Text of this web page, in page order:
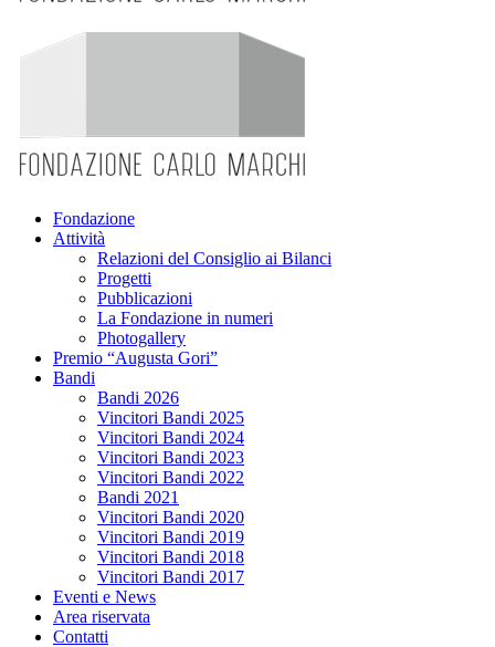
Fondazione
Attività
Relazioni del Consiglio ai Bilanci
Progetti
Pubblicazioni
La Fondazione in numeri
Photogallery
Premio “Augusta Gori”
Bandi
Bandi 2026
Vincitori Bandi 2025
Vincitori Bandi 2024
Vincitori Bandi 2023
Vincitori Bandi 2022
Bandi 2021
Vincitori Bandi 2020
Vincitori Bandi 2019
Vincitori Bandi 2018
Vincitori Bandi 2017
Eventi e News
Area riservata
Contatti